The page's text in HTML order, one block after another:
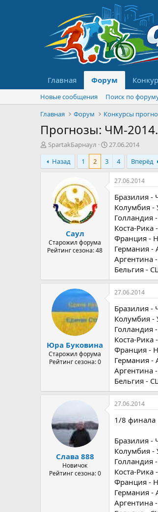
Главная Форум
Новые сообщения
Поиск по
Главная
Форум
Прогнозы: ЧМ-
А
в
т
о
SpartakБарнаул
Д
а
а
а
27.06.2014
Назад
1 2 3 4 Вперёд
Саул
Старожил форума
Рейтинг сезона: 48
27.06.2014
Бразилия -
Колумбия -
Голландия
Коста-Рика
Франция -
Германия -
Аргентина
Бельгия -
Юра Буковина
Старожил форума
Рейтинг сезона: 0
27.06.2014
Бразилия -
Колумбия -
Голландия
Коста-Рика
Франция -
Германия -
Аргентина
Бельгия -
Слава 888
Новичок
Рейтинг сезона: 0
27.06.2014
1/8 финала
Бразилия -
Колумбия -
Голландия
Коста-Рика
Франция -
Германия -
Аргентина